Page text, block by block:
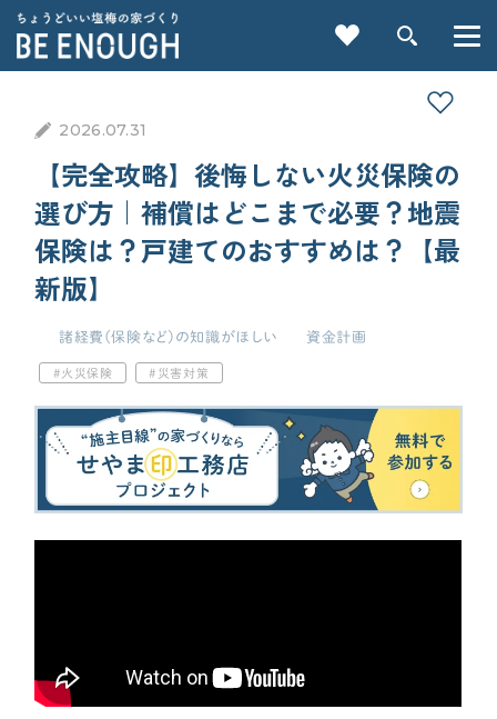
重要記事一覧を見る
CATEGORY
カテゴリから探す
家づくりの前に
資金計画
検索
2026.07.31
諸経費（保険など）の知識がほしい 資金計画
火災保険 災害対策
【完全攻略】後悔しない火災保険の
選び方｜補償はどこまで必要？地震
保険は？戸建てのおすすめは？【最
新版】